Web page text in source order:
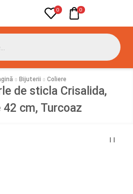
0 0
Bijuterii Coliere
de sticla Crisalida,
42 cm, Turcoaz